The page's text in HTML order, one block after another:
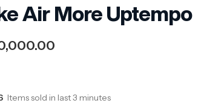
Air More Uptempo
Items sold in last 3 minutes